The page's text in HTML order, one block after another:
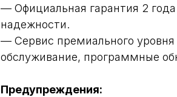
— Официальная гарантия 2
надежности.
— Сервис премиального
обслуживание, программные
Предупреждения: